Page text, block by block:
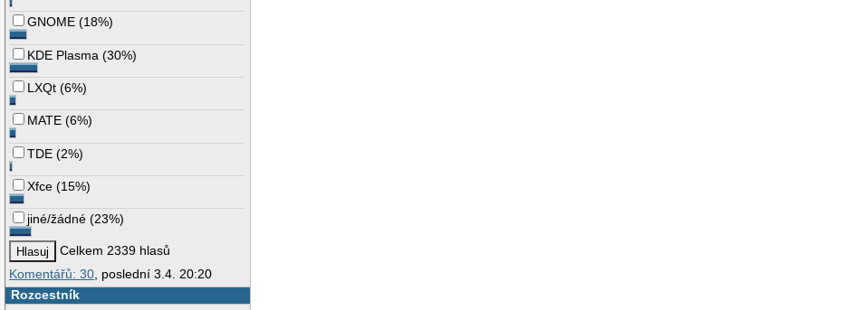
GNOME (18%)
KDE Plasma (30%)
LXQt (6%)
MATE (6%)
TDE (2%)
Xfce (15%)
jiné/žádné (23%)
Celkem 2339 hlasů
Komentářů: 30 , poslední 3.4. 20:20
Rozcestník